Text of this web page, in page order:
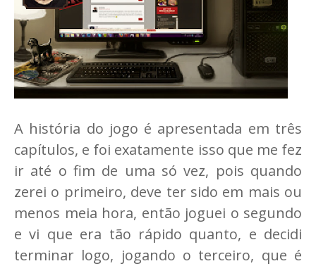
A história do jogo é apresentada em três
capítulos, e foi exatamente isso que me fez
ir até o fim de uma só vez, pois quando
zerei o primeiro, deve ter sido em mais ou
menos meia hora, então joguei o segundo
e vi que era tão rápido quanto, e decidi
terminar logo, jogando o terceiro, que é